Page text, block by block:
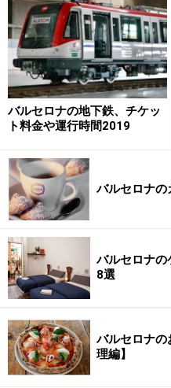
社を経営していたビセン
ウディに別荘として設計
地区は地下鉄も通り市内
る場所なのですが、当時
ンス氏の別荘として完成
る優雅な夏の家だったので
バルセロナの地下鉄、チケッ
ト料金や運行時間2019
バルセロナ
バルセロナの
8選
バルセロナ
理編】